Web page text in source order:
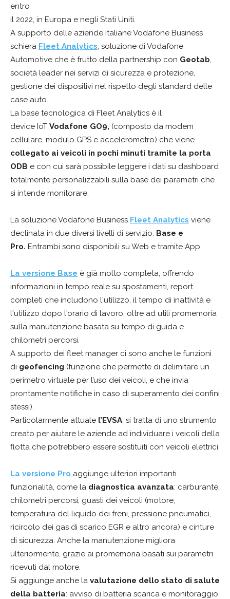
entro
il 2022, in Europa e negli Stati Uniti.
A supporto delle aziende italiane Vodafone Business
schiera Fleet Analytics, soluzione di Vodafone
Automotive che è frutto della partnership con Geotab,
società leader nei servizi di sicurezza e protezione,
gestione dei dispositivi nel rispetto degli standard delle
case auto.
La base tecnologica di Fleet Analytics è il
device IoT Vodafone GO9, (composto da modem
cellulare, modulo GPS e accelerometro) che viene
collegato ai veicoli in pochi minuti tramite la porta
ODB e con cui sarà possibile leggere i dati su dashboard
totalmente personalizzabili sulla base dei parametri che
si intende monitorare.
La soluzione Vodafone Business Fleet Analytics viene
declinata in due diversi livelli di servizio: Base e
Pro. Entrambi sono disponibili su Web e tramite App.
La versione Base è già molto completa, offrendo
informazioni in tempo reale su spostamenti, report
completi che includono l'utilizzo, il tempo di inattività e
l'utilizzo dopo l'orario di lavoro, oltre ad utili promemoria
sulla manutenzione basata su tempo di guida e
chilometri percorsi.
A supporto dei fleet manager ci sono anche le funzioni
di geofencing (funzione che permette di delimitare un
perimetro virtuale per l’uso dei veicoli, e che invia
prontamente notifiche in caso di superamento dei confini
stessi).
Particolarmente attuale l’EVSA: si tratta di uno strumento
creato per aiutare le aziende ad individuare i veicoli della
flotta che potrebbero essere sostituiti con veicoli elettrici.
La versione Pro aggiunge ulteriori importanti
funzionalità, come la diagnostica avanzata: carburante,
chilometri percorsi, guasti dei veicoli (motore,
temperatura del liquido dei freni, pressione pneumatici,
ricircolo dei gas di scarico EGR e altro ancora) e cinture
di sicurezza. Anche la manutenzione migliora
ulteriormente, grazie ai promemoria basati sui parametri
ricevuti dal motore.
Si aggiunge anche la valutazione dello stato di salute
della batteria: avviso di batteria scarica e monitoraggio